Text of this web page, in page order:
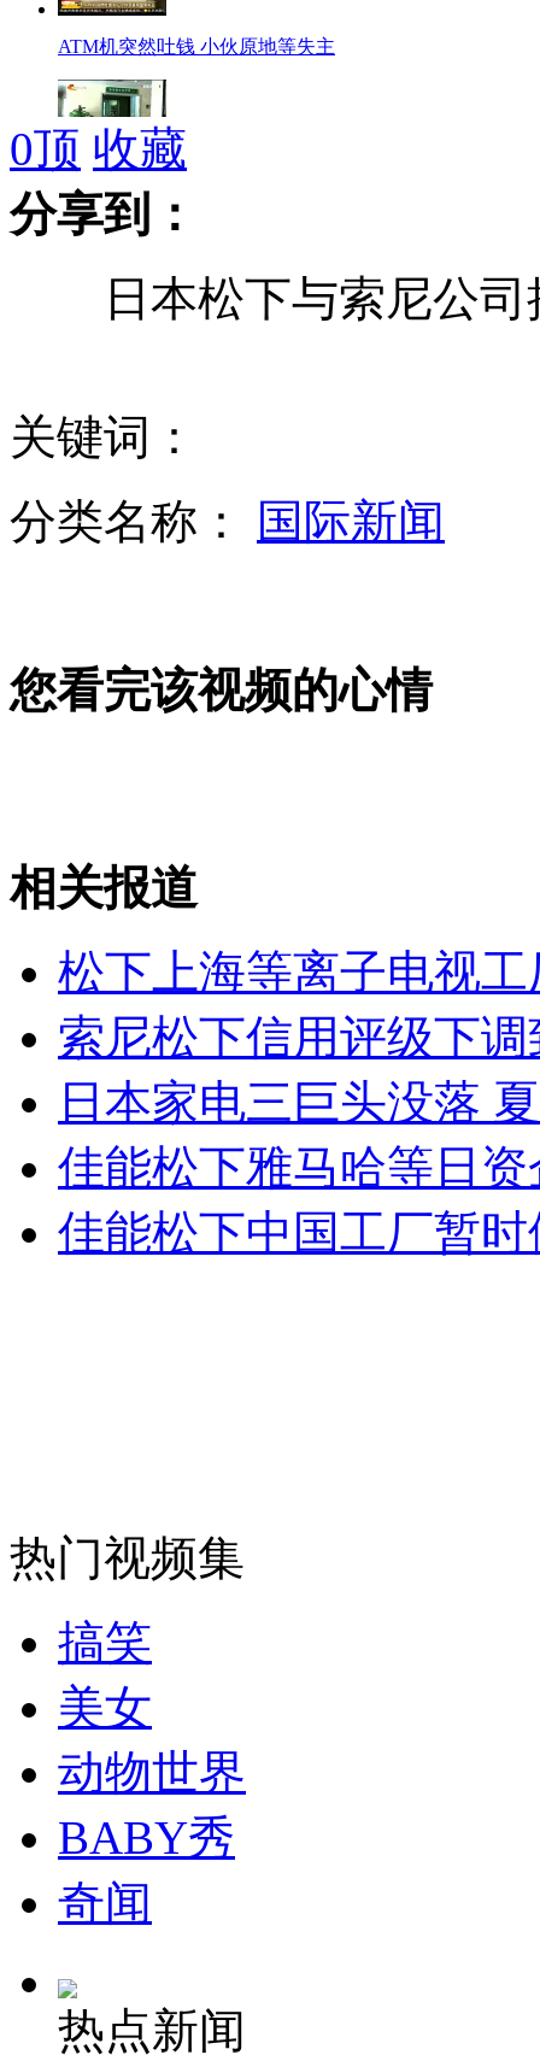
ATM机突然吐钱 小伙原地等失主
女子误信偏方 喷敌敌畏止痒中毒
小狗耍帅 戴墨镜领带引围观
老人发现清代袖珍小书 仅火柴盒大
墨西哥数百女性体验高跟鞋骑自行车
黄浦江上游死猪初步确定来自浙江
山西运城恶犬咬伤多人 警民合力深夜将其击毙
女孩北京地铁殴打老人 痛下狠手拳打脚踢
无痛分娩是否安全 医生回应
外交部：反对强权政治霸凌主义
外交部：有关国家言论片面不公正
司机酒驾遇交警 急速倒车逃窜
0顶 收藏
分享到：
日本松下与索尼公司
关键词：
分类名称：
国际新闻
您看完该视频的心情
相关报道
松下上海等离子电视
索尼松下信用评级下
日本家电三巨头没落
佳能松下雅马哈等日
佳能松下中国工厂暂时
热门视频集
搞笑
美女
动物世界
BABY秀
奇闻
热点新闻